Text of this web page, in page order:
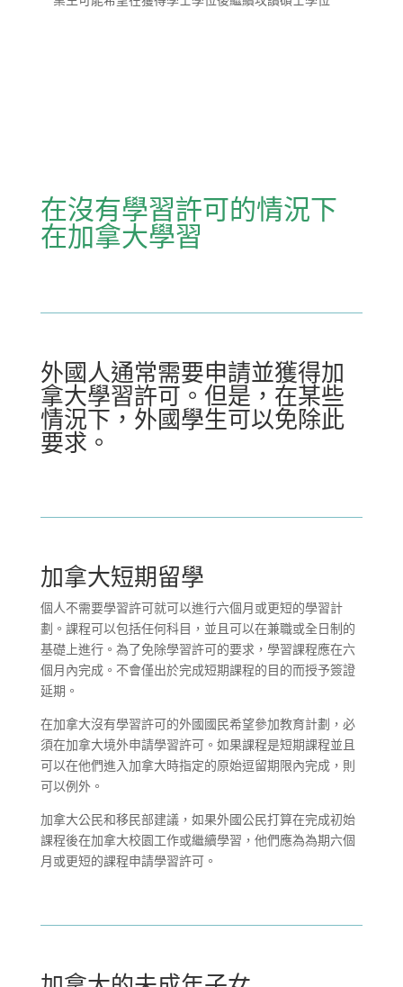
在沒有學習許可的情況下
在加拿大學習
外國人通常需要申請並獲得加
拿大學習許可。但是，在某些
情況下，外國學生可以免除此
要求。
加拿大短期留學
個人不需要學習許可就可以進行六個月或更短的學習計
劃。課程可以包括任何科目，並且可以在兼職或全日制的
基礎上進行。為了免除學習許可的要求，學習課程應在六
個月內完成。不會僅出於完成短期課程的目的而授予簽證
延期。
在加拿大沒有學習許可的外國國民希望參加教育計劃，必
須在加拿大境外申請學習許可。如果課程是短期課程並且
可以在他們進入加拿大時指定的原始逗留期限內完成，則
可以例外。
加拿大公民和移民部建議，如果外國公民打算在完成初始
課程後在加拿大校園工作或繼續學習，他們應為為期六個
月或更短的課程申請學習許可。